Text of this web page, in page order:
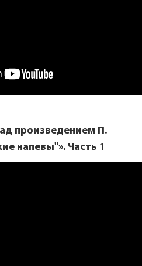
произведением П.
напевы"». Часть 1